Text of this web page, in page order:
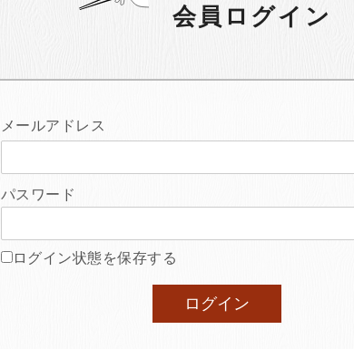
会員ログイン
メールアドレス
パスワード
ログイン状態を保存する